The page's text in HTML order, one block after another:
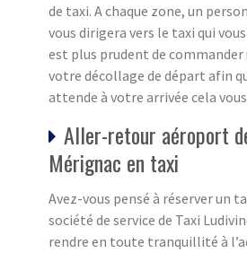
de taxi. A chaque zone, un
vous dirigera vers le taxi qui
est plus prudent de
votre décollage de départ afin
attende à votre arrivée cela
Aller-retour aéroport
Mérignac en taxi
Avez-vous pensé à réserver un
société de service de Taxi
rendre en toute tranquillité à